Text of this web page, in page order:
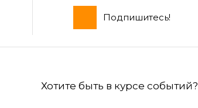
Подпишитесь!
Хотите быть в курсе событий?